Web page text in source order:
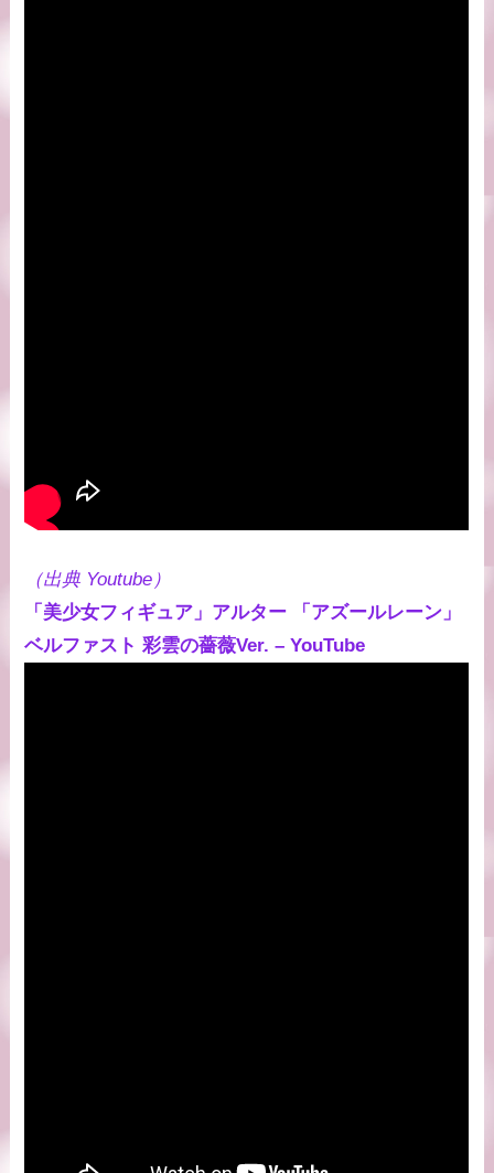
（出典 Youtube）
「美少女フィギュア」アルター 「アズールレーン」
ベルファスト 彩雲の薔薇Ver. – YouTube